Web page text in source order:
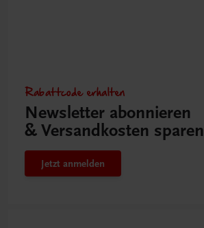
Rabattcode erhalten
Newsletter abonnieren
& Versandkosten sparen
Jetzt anmelden